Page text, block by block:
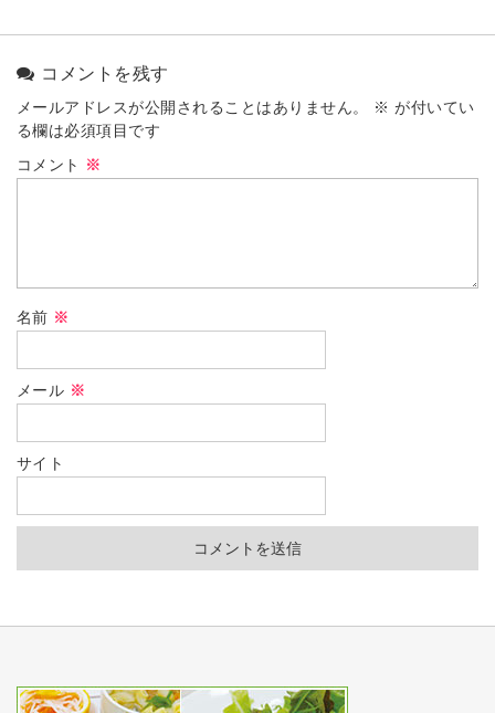
コメントを残す
メールアドレスが公開されることはありません。 ※ が付いてい
る欄は必須項目です
コメント ※
名前 ※
メール ※
サイト